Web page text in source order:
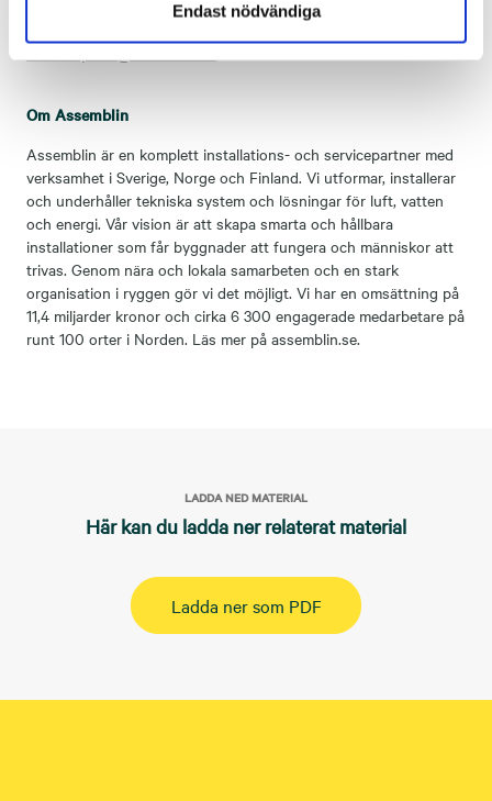
Endast nödvändiga
Om Assemblin
Assemblin är en komplett installations- och servicepartner med
verksamhet i Sverige, Norge och Finland. Vi utformar, installerar
och underhåller tekniska system och lösningar för luft, vatten
och energi. Vår vision är att skapa smarta och hållbara
installationer som får byggnader att fungera och människor att
trivas. Genom nära och lokala samarbeten och en stark
organisation i ryggen gör vi det möjligt. Vi har en omsättning på
11,4 miljarder kronor och cirka 6 300 engagerade medarbetare på
runt 100 orter i Norden. Läs mer på assemblin.se.
LADDA NED MATERIAL
Här kan du ladda ner relaterat material
Ladda ner som PDF